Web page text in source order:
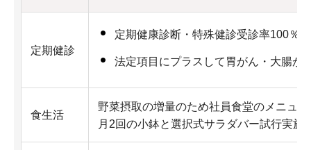
定期健診
定期健康診断・特殊健診受診率100％
法定項目にプラスして胃がん・大腸が
食生活
野菜摂取の増量のため社員食堂のメニュ
月2回の小鉢と選択式サラダバー試行実施